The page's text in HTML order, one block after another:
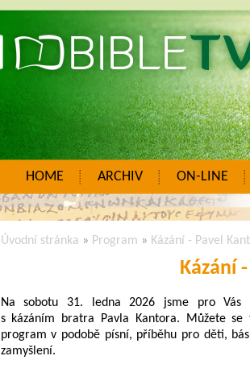
HOME ARCHIV ON-LINE
Úvodní stránka » Program » Kázání - Pavel
Kázání
Na sobotu 31. ledna 2026 jsme pro Vás
s kázáním bratra Pavla Kantora. Můžete se
program v podobě písní, příběhu pro děti,
zamyšlení.